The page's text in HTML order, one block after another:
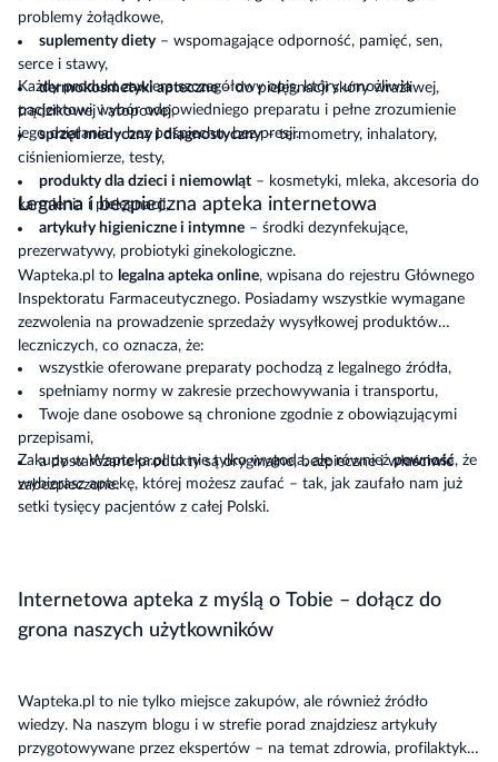
problemy żołądkowe,
suplementy diety– wspomagające odporność, pamięć, sen,
serce i stawy,
dermokosmetyki apteczne– do pielęgnacji skóry wrażliwej,
trądzikowej i atopowej,
sprzęt medyczny i diagnostyczny– termometry, inhalatory,
ciśnieniomierze, testy,
produkty dla dzieci i niemowląt – kosmetyki, mleka, akcesoria do
karmienia i pielęgnacji,
artykuły higieniczne i intymne – środki dezynfekujące,
prezerwatywy, probiotyki ginekologiczne.
Każdy produkt zawiera szczegółowy opis, który umożliwia
pacjentowi wybór odpowiedniego preparatu i pełne zrozumienie
jego działania – bez pośpiechu, bez presji.
Legalna i bezpieczna apteka internetowa
Wapteka.pl to legalna apteka online, wpisana do rejestru Głównego
Inspektoratu Farmaceutycznego. Posiadamy wszystkie wymagane
zezwolenia na prowadzenie sprzedaży wysyłkowej produktów
leczniczych, co oznacza, że:
wszystkie oferowane preparaty pochodzą z legalnego źródła,
spełniamy normy w zakresie przechowywania i transportu,
Twoje dane osobowe są chronione zgodnie z obowiązującymi
przepisami,
a dostarczane produkty są oryginalne, bezpieczne i właściwie
zabezpieczone.
Zakupy w Wapteka.pl to nie tylko wygoda, ale równieżpewność, że
wybierasz aptekę, której możesz zaufać – tak, jak zaufało nam już
setki tysięcy pacjentów z całej Polski.
Internetowa apteka z myślą o Tobie – dołącz do
grona naszych użytkowników
Wapteka.pl to nie tylko miejsce zakupów, ale również źródło
wiedzy. Na naszym blogu i w strefie porad znajdziesz artykuły
przygotowywane przez ekspertów – na temat zdrowia, profilaktyki i